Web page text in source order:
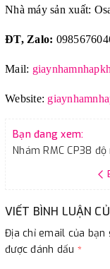
Nhà máy sản xuất:
ĐT, Zalo:
Mail:
Website:
Bạn đang xem:
VIẾT BÌNH LUẬN
Địa chỉ email của bạn
được đánh dấu *